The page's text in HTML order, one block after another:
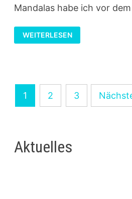
Mandalas habe ich vor
BUNTE
MANDALA
WEITERLESEN
der
1 2 3
Aktuelles